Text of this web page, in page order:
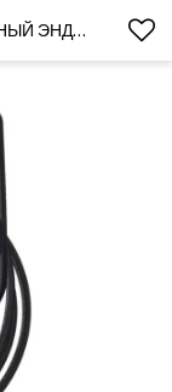
МЕГАПИКСЕЛЬНЫЙ ПРОМЫШЛЕННЫЙ ЭНДОСКОП СЕРИИ JEET T35H/ 4-ХОДОВОЙ ШАРНИРНЫЙ БОРОСКОП/ ВИДЕОЭНДОСКОП 6 ММ